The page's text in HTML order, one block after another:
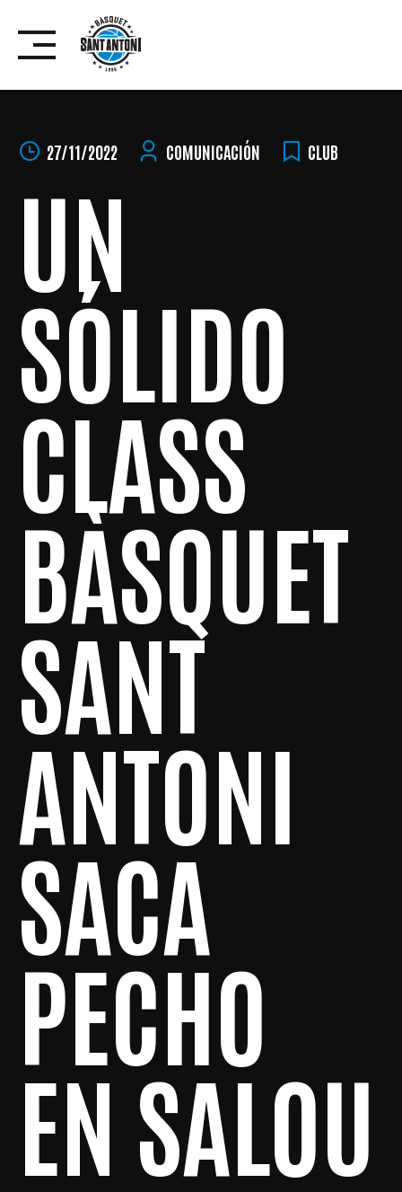
content
27/11/2022 COMUNICACIÓN CLUB
UN
SÓLIDO
CLASS
BÀSQUET
SANT
ANTONI
SACA
PECHO
EN SALOU